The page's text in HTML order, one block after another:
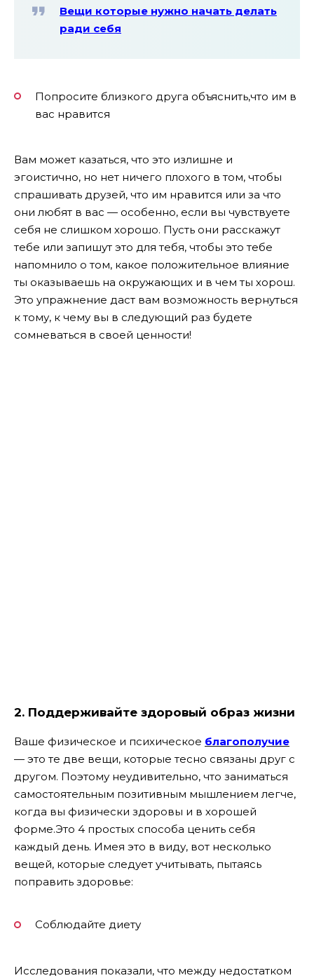
Вещи которые нужно начать делать
ради себя
Попросите близкого друга объяснить,что им в
вас нравится
Вам может казаться, что это излишне и
эгоистично, но нет ничего плохого в том, чтобы
спрашивать друзей, что им нравится или за что
они любят в вас — особенно, если вы чувствуете
себя не слишком хорошо. Пусть они расскажут
тебе или запишут это для тебя, чтобы это тебе
напомнило о том, какое положительное влияние
ты оказываешь на окружающих и в чем ты хорош.
Это упражнение даст вам возможность вернуться
к тому, к чему вы в следующий раз будете
сомневаться в своей ценности!
2. Поддерживайте здоровый образ жизни
Ваше физическое и психическое благополучие
— это те две вещи, которые тесно связаны друг с
другом. Поэтому неудивительно, что заниматься
самостоятельным позитивным мышлением легче,
когда вы физически здоровы и в хорошей
форме.Это 4 простых способа ценить себя
каждый день. Имея это в виду, вот несколько
вещей, которые следует учитывать, пытаясь
поправить здоровье:
Соблюдайте диету
Исследования показали, что между недостатком